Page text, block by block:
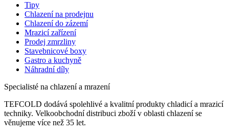
Tipy
Chlazení na prodejnu
Chlazení do zázemí
Mrazicí zařízení
Prodej zmrzliny
Stavebnicové boxy
Gastro a kuchyně
Náhradní díly
Specialisté na chlazení a mrazení
TEFCOLD dodává spolehlivé a kvalitní produkty chladicí a mrazicí
techniky. Velkoobchodní distribuci zboží v oblasti chlazení se
věnujeme více než 35 let.